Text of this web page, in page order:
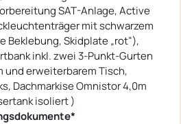
SAT-Anlage, Active
mit schwarzem
Beklebung, Skidplate „rot“),
inkl. zwei 3-Punkt-Gurten
und erweiterbarem Tisch,
Dachmarkise Omnistor 4,0m
isoliert )